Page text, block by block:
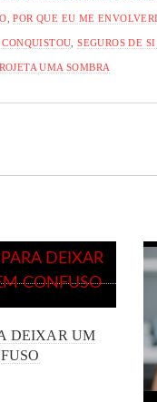
,POR QUE EU ME
,SEGUROS DE
UMA SOMBRA
DEIXAR UM